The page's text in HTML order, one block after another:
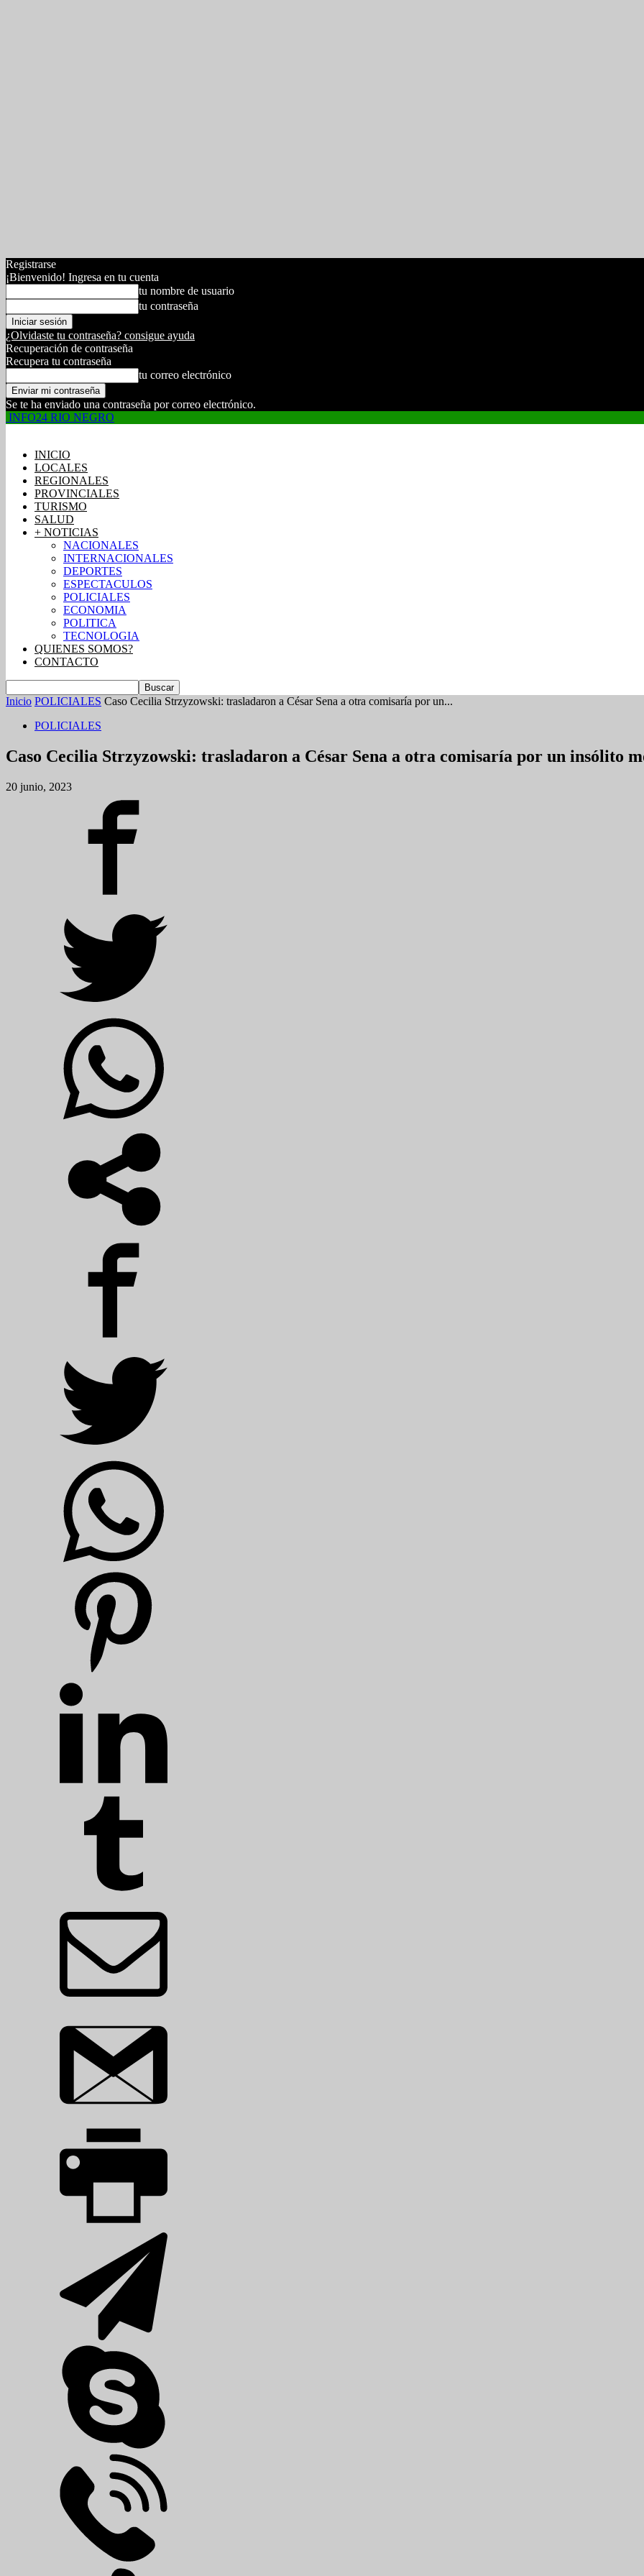
Registrarse
¡Bienvenido! Ingresa en tu cuenta
tu nombre de usuario
tu contraseña
¿Olvidaste tu contraseña? consigue ayuda
Recuperación de contraseña
Recupera tu contraseña
tu correo electrónico
Se te ha enviado una contraseña por correo electrónico.
INFO24 RIO NEGRO
INICIO
LOCALES
REGIONALES
PROVINCIALES
TURISMO
SALUD
+ NOTICIAS
NACIONALES
INTERNACIONALES
DEPORTES
ESPECTACULOS
POLICIALES
ECONOMIA
POLITICA
TECNOLOGIA
QUIENES SOMOS?
CONTACTO
Inicio POLICIALES Caso Cecilia Strzyzowski: trasladaron a César Sena a otra comisaría por un...
POLICIALES
Caso Cecilia Strzyzowski: trasladaron a César Sena a otra comisaría por un insólito
20 junio, 2023